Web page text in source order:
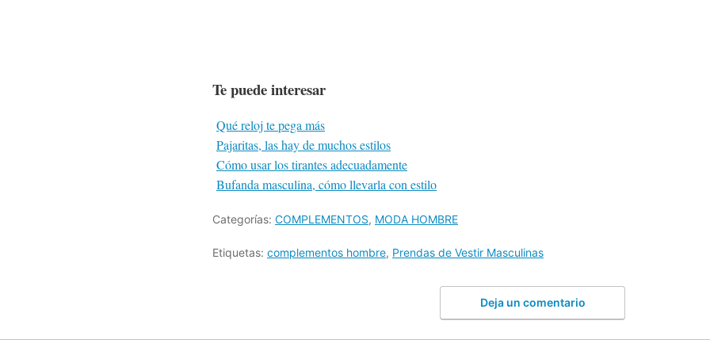
Te puede interesar
Qué reloj te pega más
Pajaritas, las hay de muchos estilos
Cómo usar los tirantes adecuadamente
Bufanda masculina, cómo llevarla con estilo
Categorías: COMPLEMENTOS, MODA HOMBRE
Etiquetas: complementos hombre, Prendas de Vestir Masculinas
Deja un comentario